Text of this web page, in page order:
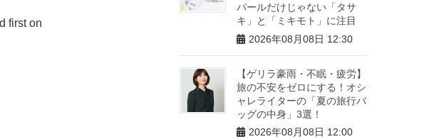
first on
パールだけじゃない「タサ
キ」と「ミキモト」に注目
2026年08月08日 12:30
【ゲリラ豪雨・不眠・疲労】
旅の不安をゼロにする！オシ
ャレライターの「夏の旅行バ
ッグの中身」3選！
2026年08月08日 12:00